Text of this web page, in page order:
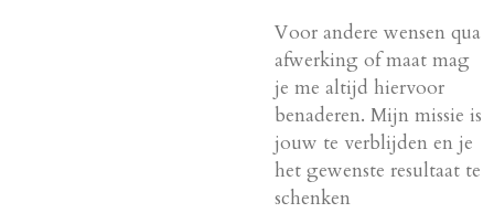
Voor andere wensen qua
afwerking of maat mag
je me altijd hiervoor
benaderen. Mijn missie is
jouw te verblijden en je
het gewenste resultaat te
schenken